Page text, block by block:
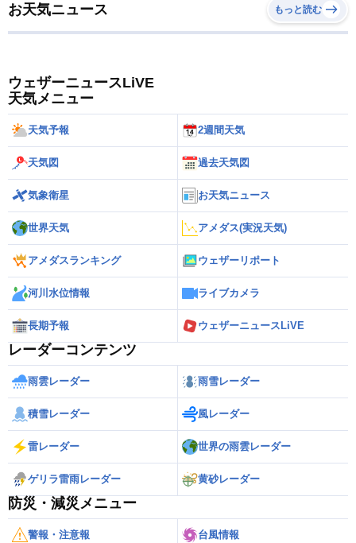
お天気ニュース もっと読む
ウェザーニュースLiVE
天気メニュー
天気予報 2週間天気
天気図 過去天気図
気象衛星 お天気ニュース
世界天気 アメダス(実況天気)
アメダスランキング ウェザーリポート
河川水位情報 ライブカメラ
長期予報 ウェザーニュースLiVE
レーダーコンテンツ
雨雲レーダー 雨雪レーダー
積雪レーダー 風レーダー
雷レーダー 世界の雨雲レーダー
ゲリラ雷雨レーダー 黄砂レーダー
防災・減災メニュー
警報・注意報 台風情報